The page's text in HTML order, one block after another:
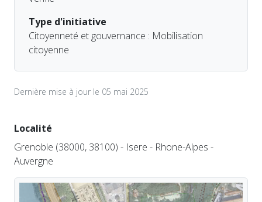
Type d'initiative
Citoyenneté et gouvernance : Mobilisation
citoyenne
Dernière mise à jour le 05 mai 2025
Localité
Grenoble (38000, 38100) - Isere - Rhone-Alpes -
Auvergne